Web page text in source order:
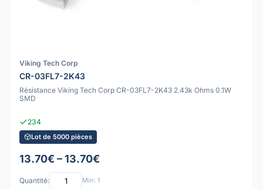
Viking Tech Corp
CR-03FL7-2K43
Résistance Viking Tech Corp CR-03FL7-2K43 2.43k Ohms 0.1W
SMD
234
Lot de 5000 pièces
13.70€ – 13.70€
Quantité: Min: 1